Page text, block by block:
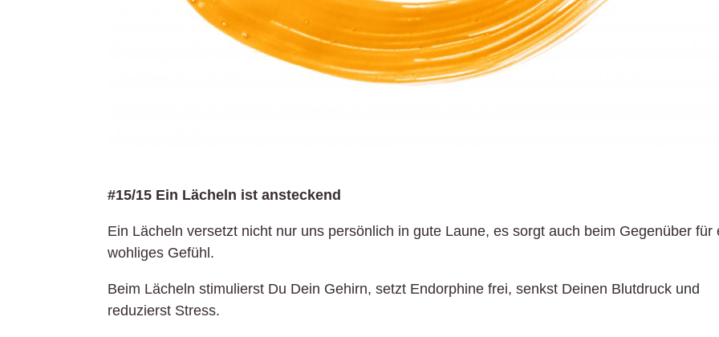
#15/15 Ein Lächeln ist ansteckend
Ein Lächeln versetzt nicht nur uns persönlich in gute Laune, es sorgt auch beim Gegenüber für
wohliges Gefühl.
Beim Lächeln stimulierst Du Dein Gehirn, setzt Endorphine frei, senkst Deinen Blutdruck und
reduzierst Stress.